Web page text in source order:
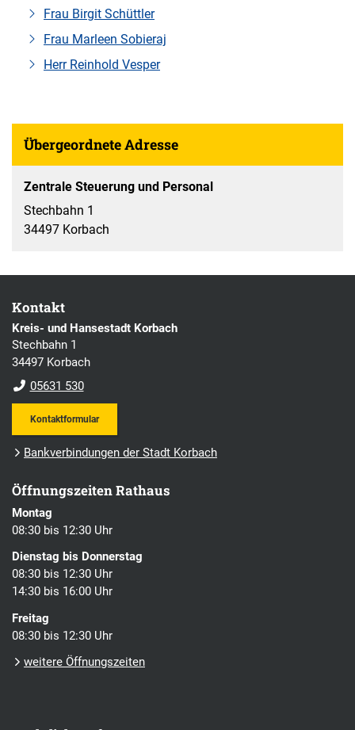
Frau Birgit Schüttler
Frau Marleen Sobieraj
Herr Reinhold Vesper
Übergeordnete Adresse
Zentrale Steuerung und Personal
Stechbahn 1
34497 Korbach
Kontakt
Kreis- und Hansestadt Korbach
Stechbahn 1
34497 Korbach
05631 530
Kontaktformular
Bankverbindungen der Stadt Korbach
Öffnungszeiten Rathaus
Montag
08:30 bis 12:30 Uhr
Dienstag bis Donnerstag
08:30 bis 12:30 Uhr
14:30 bis 16:00 Uhr
Freitag
08:30 bis 12:30 Uhr
weitere Öffnungszeiten